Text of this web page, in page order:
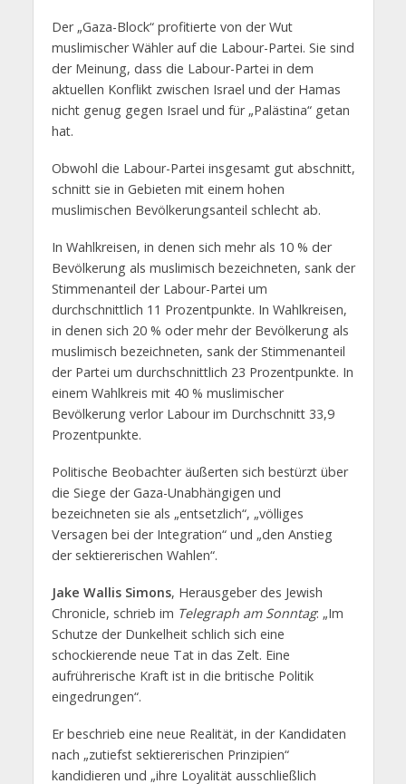
Der „Gaza-Block“ profitierte von der Wut
muslimischer Wähler auf die Labour-Partei. Sie sind
der Meinung, dass die Labour-Partei in dem
aktuellen Konflikt zwischen Israel und der Hamas
nicht genug gegen Israel und für „Palästina“ getan
hat.
Obwohl die Labour-Partei insgesamt gut abschnitt,
schnitt sie in Gebieten mit einem hohen
muslimischen Bevölkerungsanteil schlecht ab.
In Wahlkreisen, in denen sich mehr als 10 % der
Bevölkerung als muslimisch bezeichneten, sank der
Stimmenanteil der Labour-Partei um
durchschnittlich 11 Prozentpunkte. In Wahlkreisen,
in denen sich 20 % oder mehr der Bevölkerung als
muslimisch bezeichneten, sank der Stimmenanteil
der Partei um durchschnittlich 23 Prozentpunkte. In
einem Wahlkreis mit 40 % muslimischer
Bevölkerung verlor Labour im Durchschnitt 33,9
Prozentpunkte.
Politische Beobachter äußerten sich bestürzt über
die Siege der Gaza-Unabhängigen und
bezeichneten sie als „entsetzlich“, „völliges
Versagen bei der Integration“ und „den Anstieg
der sektiererischen Wahlen“.
Jake Wallis Simons, Herausgeber des Jewish
Chronicle, schrieb im Telegraph am Sonntag: „Im
Schutze der Dunkelheit schlich sich eine
schockierende neue Tat in das Zelt. Eine
aufrührerische Kraft ist in die britische Politik
eingedrungen“.
Er beschrieb eine neue Realität, in der Kandidaten
nach „zutiefst sektiererischen Prinzipien“
kandidieren und „ihre Loyalität ausschließlich